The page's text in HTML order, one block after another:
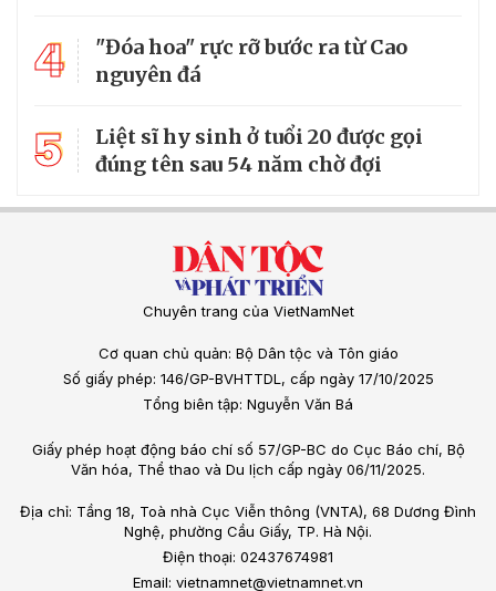
4
"Đóa hoa" rực rỡ bước ra từ Cao
nguyên đá
5
Liệt sĩ hy sinh ở tuổi 20 được gọi
đúng tên sau 54 năm chờ đợi
Chuyên trang của VietNamNet
Cơ quan chủ quản: Bộ Dân tộc và Tôn giáo
Số giấy phép: 146/GP-BVHTTDL, cấp ngày 17/10/2025
Tổng biên tập: Nguyễn Văn Bá
Giấy phép hoạt động báo chí số 57/GP-BC do Cục Báo chí, Bộ
Văn hóa, Thể thao và Du lịch cấp ngày 06/11/2025.
Địa chỉ: Tầng 18, Toà nhà Cục Viễn thông (VNTA), 68 Dương Đình
Nghệ, phường Cầu Giấy, TP. Hà Nội.
Điện thoại: 02437674981
Email: vietnamnet@vietnamnet.vn